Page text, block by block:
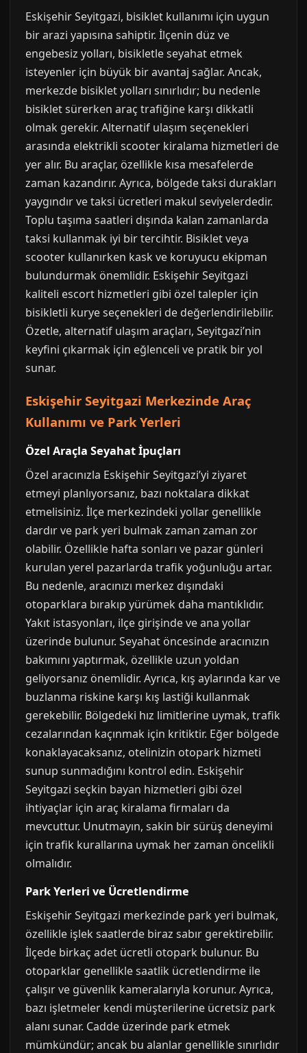
Eskişehir Seyitgazi, bisiklet kullanımı için uygun
bir arazi yapısına sahiptir. İlçenin düz ve
engebesiz yolları, bisikletle seyahat etmek
isteyenler için büyük bir avantaj sağlar. Ancak,
merkezde bisiklet yolları sınırlıdır; bu nedenle
bisiklet sürerken araç trafiğine karşı dikkatli
olmak gerekir. Alternatif ulaşım seçenekleri
arasında elektrikli scooter kiralama hizmetleri de
yer alır. Bu araçlar, özellikle kısa mesafelerde
zaman kazandırır. Ayrıca, bölgede taksi durakları
yaygındır ve taksi ücretleri makul seviyelerdedir.
Toplu taşıma saatleri dışında kalan zamanlarda
taksi kullanmak iyi bir tercihtir. Bisiklet veya
scooter kullanırken kask ve koruyucu ekipman
bulundurmak önemlidir. Eskişehir Seyitgazi
kaliteli escort hizmetleri gibi özel talepler için
bisikletli kurye seçenekleri de değerlendirilebilir.
Özetle, alternatif ulaşım araçları, Seyitgazi’nin
keyfini çıkarmak için eğlenceli ve pratik bir yol
sunar.
Eskişehir Seyitgazi Merkezinde Araç
Kullanımı ve Park Yerleri
Özel Araçla Seyahat İpuçları
Özel aracınızla Eskişehir Seyitgazi’yi ziyaret
etmeyi planlıyorsanız, bazı noktalara dikkat
etmelisiniz. İlçe merkezindeki yollar genellikle
dardır ve park yeri bulmak zaman zaman zor
olabilir. Özellikle hafta sonları ve pazar günleri
kurulan yerel pazarlarda trafik yoğunluğu artar.
Bu nedenle, aracınızı merkez dışındaki
otoparklara bırakıp yürümek daha mantıklıdır.
Yakıt istasyonları, ilçe girişinde ve ana yollar
üzerinde bulunur. Seyahat öncesinde aracınızın
bakımını yaptırmak, özellikle uzun yoldan
geliyorsanız önemlidir. Ayrıca, kış aylarında kar ve
buzlanma riskine karşı kış lastiği kullanmak
gerekebilir. Bölgedeki hız limitlerine uymak, trafik
cezalarından kaçınmak için kritiktir. Eğer bölgede
konaklayacaksanız, otelinizin otopark hizmeti
sunup sunmadığını kontrol edin. Eskişehir
Seyitgazi seçkin bayan hizmetleri gibi özel
ihtiyaçlar için araç kiralama firmaları da
mevcuttur. Unutmayın, sakin bir sürüş deneyimi
için trafik kurallarına uymak her zaman öncelikli
olmalıdır.
Park Yerleri ve Ücretlendirme
Eskişehir Seyitgazi merkezinde park yeri bulmak,
özellikle işlek saatlerde biraz sabır gerektirebilir.
İlçede birkaç adet ücretli otopark bulunur. Bu
otoparklar genellikle saatlik ücretlendirme ile
çalışır ve güvenlik kameralarıyla korunur. Ayrıca,
bazı işletmeler kendi müşterilerine ücretsiz park
alanı sunar. Cadde üzerinde park etmek
mümkündür; ancak bu alanlar genellikle sınırlıdır